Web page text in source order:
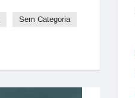
Sem Categoria